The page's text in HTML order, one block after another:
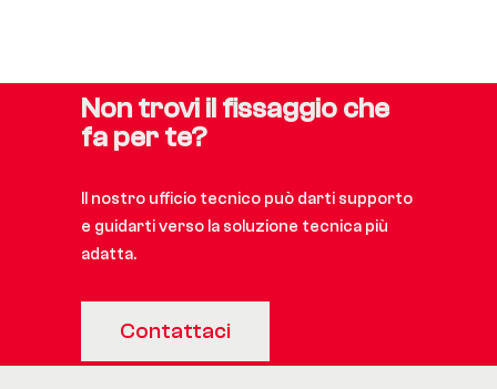
Non trovi il fissaggio che
fa per te?
Il nostro ufficio tecnico può darti supporto
e guidarti verso la soluzione tecnica più
adatta.
Contattaci